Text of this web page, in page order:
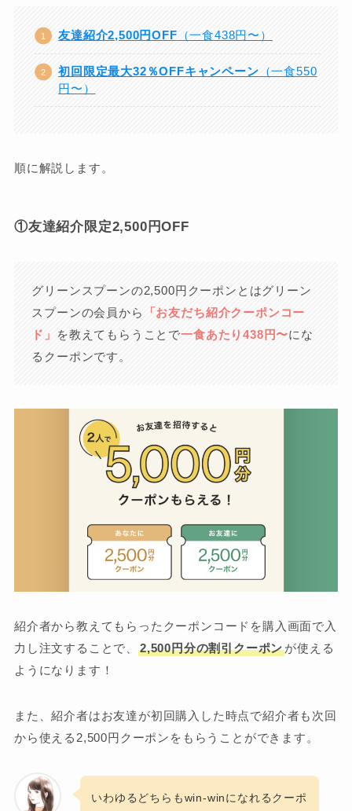
友達紹介2,500円OFF （一食438円〜）
初回限定最大32％OFFキャンペーン （一食550
円〜）
順に解説します。
①友達紹介限定2,500円OFF
グリーンスプーンの2,500円クーポンとはグリーン
スプーンの会員から
「お友だち紹介クーポンコー
ド」 を教えてもらうことで一食あたり438円〜にな
るクーポンです。
紹介者から教えてもらったクーポンコードを購入画面で入
力し注文することで、
2,500円分の割引クーポンが使える
ようになります！
また、紹介者はお友達が初回購入した時点で紹介者も次回
から使える2,500円クーポンをもらうことができます。
いわゆるどちらもwin-winになれるクーポ